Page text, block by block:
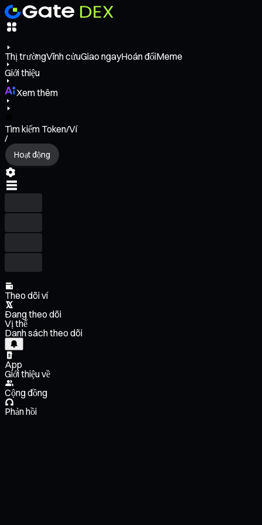
Thị trườngVĩnh cửuGiao ngayHoán đổiMeme
Giới thiệu
Xem thêm
Tìm kiếm Token/Ví
/
Hoạt động
Theo dõi ví
Đang theo dõi
Vị thế
Danh sách theo dõi
App
Giới thiệu về
Cộng đồng
Phản hồi